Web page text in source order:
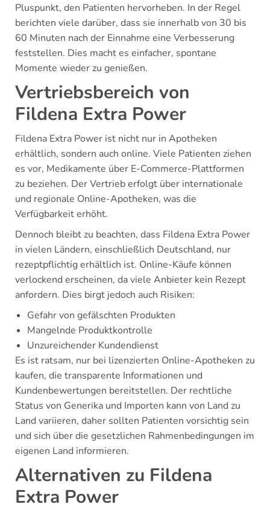
Pluspunkt, den Patienten hervorheben. In der Regel
berichten viele darüber, dass sie innerhalb von 30 bis
60 Minuten nach der Einnahme eine Verbesserung
feststellen. Dies macht es einfacher, spontane
Momente wieder zu genießen.
Vertriebsbereich von
Fildena Extra Power
Fildena Extra Power ist nicht nur in Apotheken
erhältlich, sondern auch online. Viele Patienten ziehen
es vor, Medikamente über E-Commerce-Plattformen
zu beziehen. Der Vertrieb erfolgt über internationale
und regionale Online-Apotheken, was die
Verfügbarkeit erhöht.
Dennoch bleibt zu beachten, dass Fildena Extra Power
in vielen Ländern, einschließlich Deutschland, nur
rezeptpflichtig erhältlich ist. Online-Käufe können
verlockend erscheinen, da viele Anbieter kein Rezept
anfordern. Dies birgt jedoch auch Risiken:
Gefahr von gefälschten Produkten
Mangelnde Produktkontrolle
Unzureichender Kundendienst
Es ist ratsam, nur bei lizenzierten Online-Apotheken zu
kaufen, die transparente Informationen und
Kundenbewertungen bereitstellen. Der rechtliche
Status von Generika und Importen kann von Land zu
Land variieren, daher sollten Patienten vorsichtig sein
und sich über die gesetzlichen Rahmenbedingungen im
eigenen Land informieren.
Alternativen zu Fildena
Extra Power